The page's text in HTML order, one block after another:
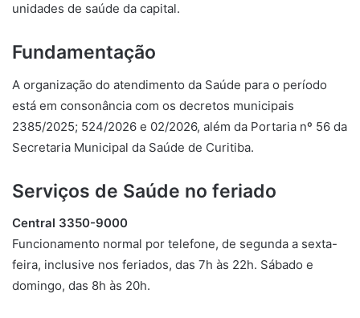
unidades de saúde da capital.
Fundamentação
A organização do atendimento da Saúde para o período
está em consonância com os decretos municipais
2385/2025; 524/2026 e 02/2026, além da Portaria nº 56 da
Secretaria Municipal da Saúde de Curitiba.
Serviços de Saúde no feriado
Central 3350-9000
Funcionamento normal por telefone, de segunda a sexta-
feira, inclusive nos feriados, das 7h às 22h. Sábado e
domingo, das 8h às 20h.